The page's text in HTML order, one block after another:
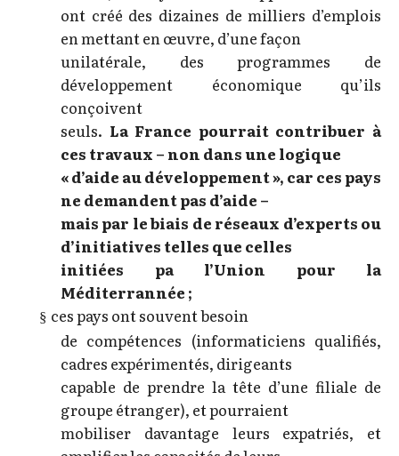
ont créé des dizaines de milliers d’emplois
en mettant en œuvre, d’une façon
unilatérale, des programmes de
développement économique qu’ils
conçoivent
seuls. La France pourrait contribuer à
ces travaux – non dans une logique
« d’aide au développement », car ces pays
ne demandent pas d’aide –
mais par le biais de réseaux d’experts ou
d’initiatives telles que celles
initiées pa l’Union pour la
Méditerrannée ;
§ ces pays ont souvent besoin
de compétences (informaticiens qualifiés,
cadres expérimentés, dirigeants
capable de prendre la tête d’une filiale de
groupe étranger), et pourraient
mobiliser davantage leurs expatriés, et